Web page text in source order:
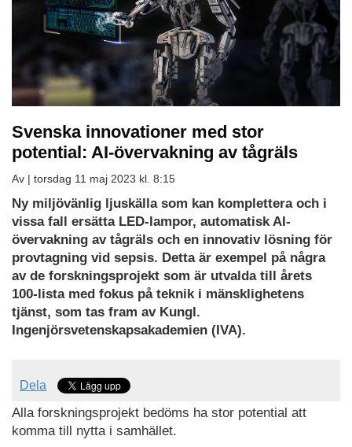
Svenska innovationer med stor
potential: AI-övervakning av tågräls
Av | torsdag 11 maj 2023 kl. 8:15
Ny miljövänlig ljuskälla som kan komplettera och i
vissa fall ersätta LED-lampor, automatisk AI-
övervakning av tågräls och en innovativ lösning för
provtagning vid sepsis. Detta är exempel på några
av de forskningsprojekt som är utvalda till årets
100-lista med fokus på teknik i mänsklighetens
tjänst, som tas fram av Kungl.
Ingenjörsvetenskapsakademien (IVA).
Dela
Alla forskningsprojekt bedöms ha stor potential att
komma till nytta i samhället.